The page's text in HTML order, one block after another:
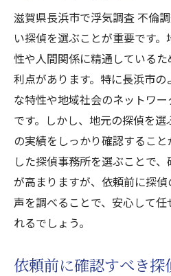
不倫調査を依頼する
長浜市での不倫調査
探偵事務所を選ぶ際
調査依頼後の生活へ
不倫調査の依頼をた
ス
調査前に確認してお
不倫問題に立ち向かう滋
偵の力
不倫問題解決のため
滋賀県長浜市で浮気調査 不倫
い探偵を選ぶことが重要です
性や人間関係に精通している
利点があります。特に長浜市
な特性や地域社会のネットワ
です。しかし、地元の探偵を
の実績をしっかり確認するこ
した探偵事務所を選ぶことで
が高まりますが、依頼前に探
声を調べることで、安心して
れるでしょう。
依頼前に確認すべき